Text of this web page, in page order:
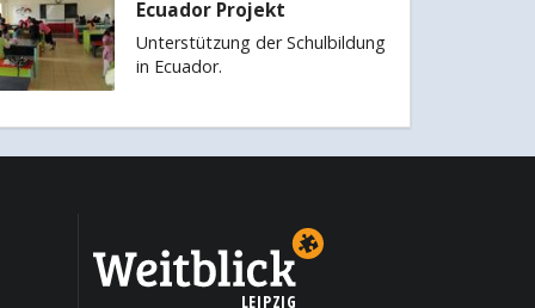
Ecuador Projekt
Unterstützung der Schulbildung
in Ecuador.
LEIPZIG